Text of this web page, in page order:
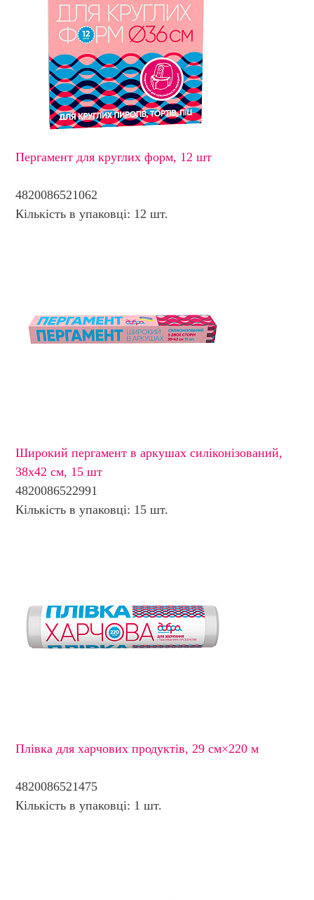
Пергамент для круглих форм, 12 шт
4820086521062
Кількість в упаковці: 12 шт.
Широкий пергамент в аркушах силіконізований,
38х42 см, 15 шт
4820086522991
Кількість в упаковці: 15 шт.
Плівка для харчових продуктів, 29 см×220 м
4820086521475
Кількість в упаковці: 1 шт.